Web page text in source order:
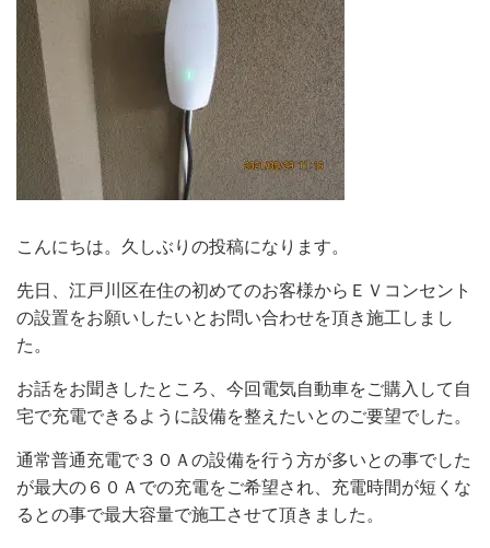
こんにちは。久しぶりの投稿になります。
先日、江戸川区在住の初めてのお客様からＥＶコンセント
の設置をお願いしたいとお問い合わせを頂き施工しまし
た。
お話をお聞きしたところ、今回電気自動車をご購入して自
宅で充電できるように設備を整えたいとのご要望でした。
通常普通充電で３０Ａの設備を行う方が多いとの事でした
が最大の６０Ａでの充電をご希望され、充電時間が短くな
るとの事で最大容量で施工させて頂きました。